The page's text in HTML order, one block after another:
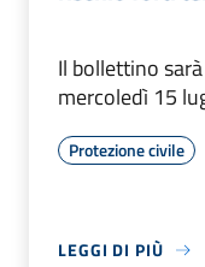
Il bollettino
mercoledì 15
Protezione civile
LEGGI DI PIÙ